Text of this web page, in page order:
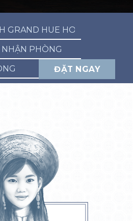
ĐẶT NGAY